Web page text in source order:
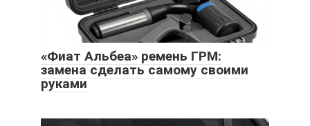
«Фиат Альбеа» ремень ГРМ:
замена сделать самому своими
руками